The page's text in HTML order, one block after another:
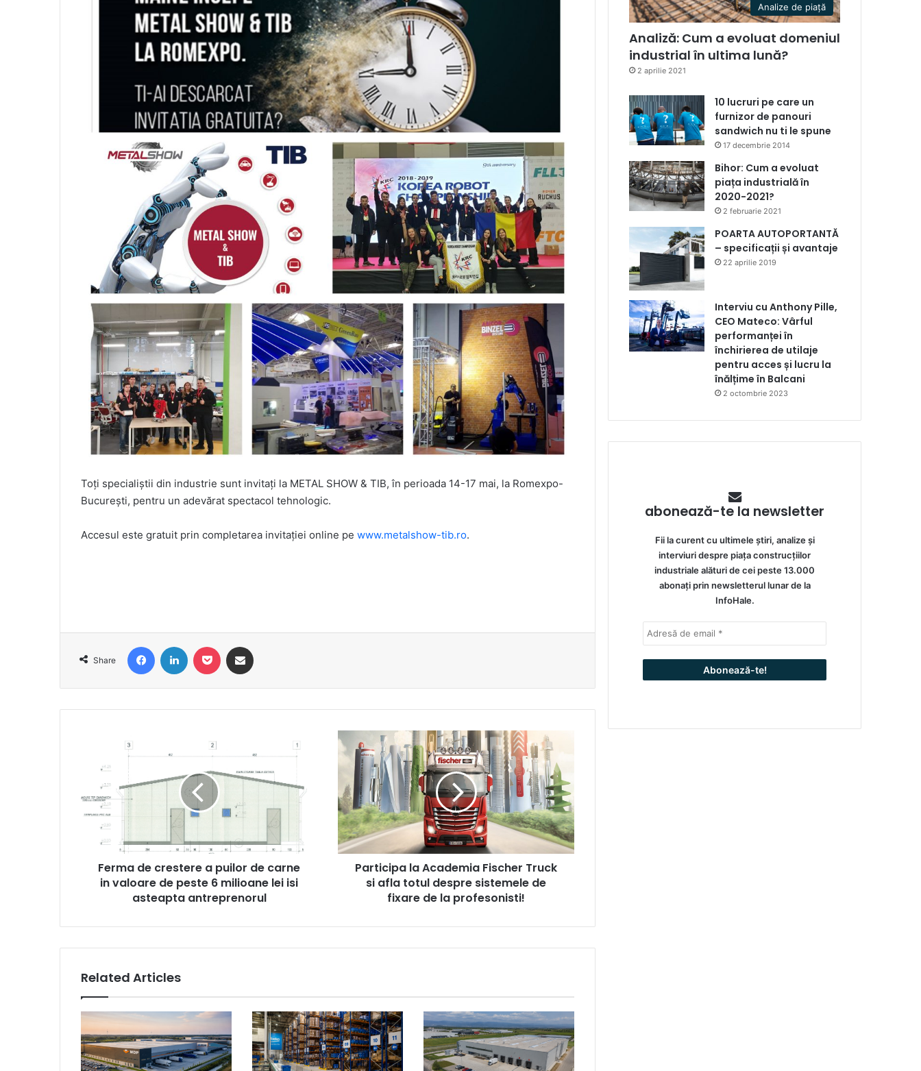
Toţi specialiştii din industrie sunt invitaţi la METAL SHOW & TIB, în perioada 14-17 mai, la Romexpo-
Bucureşti, pentru un adevărat spectacol tehnologic.
Accesul este gratuit prin completarea invitaţiei online pe www.metalshow-tib.ro.
Share
FacebookLinkedIn Pocket
crestere
puilor
carne
peste
lei
Ferma de crestere a puilor de carne
in valoare de peste 6 milioane lei isi
asteapta antreprenorul
Participa
la
Academia
Fischer
Truck
si
afla
totul
despre
sistemele
la
Participa la Academia Fischer Truck
si afla totul despre sistemele de
fixare de la profesonisti!
Related Articles
Analize de piață
Analiză: Cum a evoluat domeniul
industrial în ultima lună?
2 aprilie 2021
10 lucruri pe care un
furnizor de panouri
sandwich nu ti le spune
17 decembrie 2014
Bihor: Cum a evoluat
piața industrială în
2020-2021?
2 februarie 2021
POARTA AUTOPORTANTĂ
– specificații și avantaje
22 aprilie 2019
Interviu cu Anthony Pille,
CEO Mateco: Vârful
performanței în
închirierea de utilaje
pentru acces și lucru la
înălțime în Balcani
2 octombrie 2023
abonează-te la newsletter
Fii la curent cu ultimele știri, analize și
interviuri despre piața construcțiilor
industriale alături de cei peste 13.000
abonați prin newsletterul lunar de la
InfoHale.